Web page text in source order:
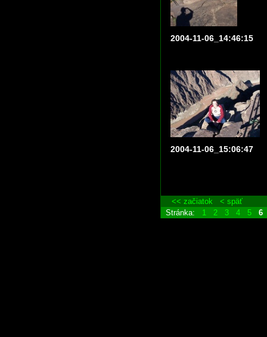
2004-11-06_14:46:15
2004-11-06_15:06:47
<< začiatok
< späť
Stránka:
1 2 3 4 5 6